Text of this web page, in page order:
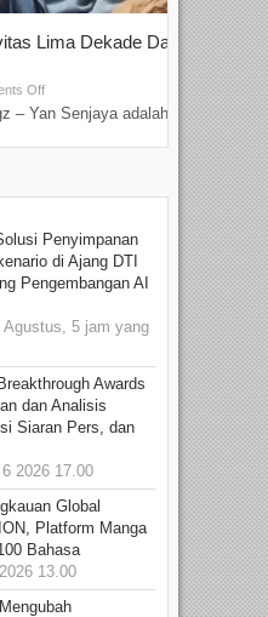
Lima Dekade Dalam
Off
– Yan Senjaya adalah...
Penyimpanan
di Ajang DTI
Pengembangan AI
5 jam yang
Awards
dan Analisis
Siaran Pers, dan
2026 17.00
Global
Platform Manga
Bahasa
13.00